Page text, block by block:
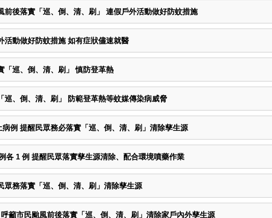
後落實「巡、倒、清、刷」 連假戶外活動做好防蚊措施
活動做好防蚊措施 如有症狀儘速就醫
「巡、倒、清、刷」 慎防登革熱
、倒、清、刷」 防範登革熱等蚊媒傳染病威脅
例 提醒民眾務必落實「巡、倒、清、刷」清除孳生源
各 1 例 提醒民眾落實孳生源清除、配合環境噴藥作業
眾務落實「巡、倒、清、刷」清除孳生源
籲市民颱風前後落實「巡、倒、清、刷」清除家戶內外孳生源